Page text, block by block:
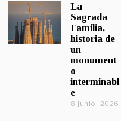
La
Sagrada
Familia,
historia de
un
monument
o
interminabl
e
8 junio, 2026